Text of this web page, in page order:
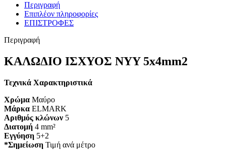
Περιγραφή
Επιπλέον πληροφορίες
ΕΠΙΣΤΡΟΦΕΣ
Περιγραφή
ΚΑΛΩΔΙΟ ΙΣΧΥΟΣ NYY 5x4mm2
Τεχνικά Χαρακτηριστικά
Χρώμα Μαύρο
Μάρκα ELMARK
Αριθμός κλώνων 5
Διατομή 4 mm²
Εγγύηση 5+2
*Σημείωση Τιμή ανά μέτρο